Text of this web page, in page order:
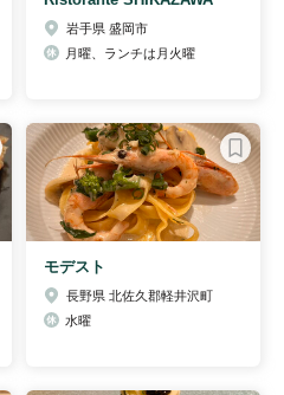
岩手県 盛岡市
月曜、ランチは月火曜
モデスト
長野県 北佐久郡軽井沢町
水曜